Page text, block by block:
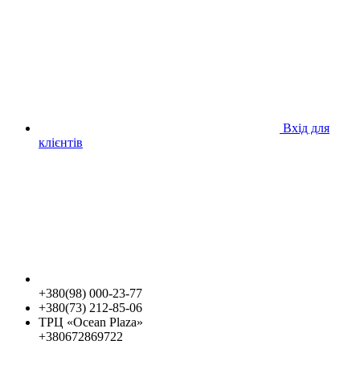
Вхід для
клієнтів
+380(98) 000-23-77
+380(73) 212-85-06
ТРЦ «Ocean Plaza»
+380672869722